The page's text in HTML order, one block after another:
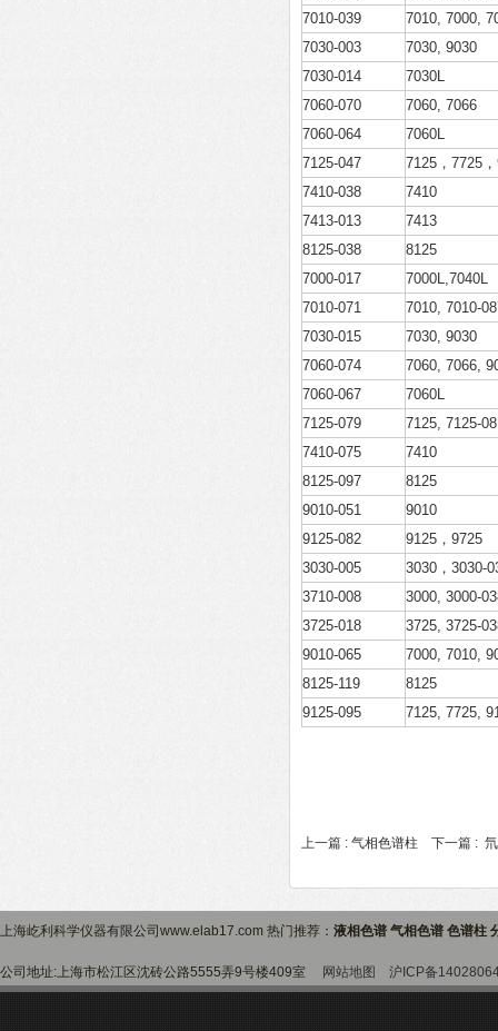
7010-039
7010, 7000,
7030-003
7030, 9030
7030-014
7030L
7060-070
7060, 7066
7060-064
7060L
7125-047
7125，7725
7410-038
7410
7413-013
7413
8125-038
8125
7000-017
7000L,7040L
7010-071
7010, 7010-
7030-015
7030, 9030
7060-074
7060, 7066,
7060-067
7060L
7125-079
7125, 7125-
7410-075
7410
8125-097
8125
9010-051
9010
9125-082
9125，9725
3030-005
3030，3030-
3710-008
3000, 3000-
3725-018
3725, 3725-
9010-065
7000, 7010,
8125-119
8125
9125-095
7125, 7725,
上一篇 : 气相色谱柱 下一篇 :
上海屹利科学仪器有限公司www.elab17.com 热门推荐： 液相色谱 气相色谱 色谱柱
公司地址:上海市松江区沈砖公路5555弄9号楼409室 网站地图 沪ICP备